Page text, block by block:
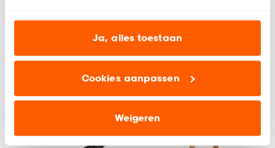
Analytische cookies (optioneel) helpen ons de
website te verbeteren voor jou en al onze andere
Marketing cookies (optioneel) laten jou
relevante informatie en aanbiedingen zien op
advertenties en communicatie.
Ja, alles toestaan
Cookies aanpassen
Weigeren
(0)
Alleen in de winkel
(0)
3.25
Alleen in de winkel